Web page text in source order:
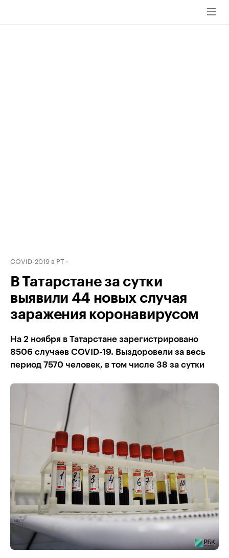
COVID-2019 в РТ
В Татарстане за сутки
выявили 44 новых случая
заражения коронавирусом
На 2 ноября в Татарстане зарегистрировано
8506 случаев COVID-19. Выздоровели за весь
период 7570 человек, в том числе 38 за сутки